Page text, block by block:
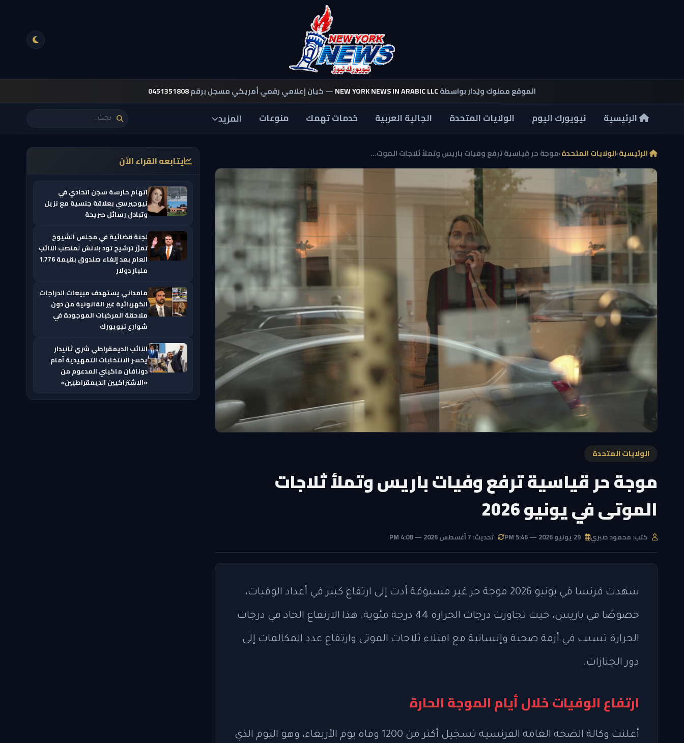
الموقع مملوك ويُدار بواسطةNEW YORK NEWS IN ARABIC LLC— كيان إعلامي رقمي أمريكي مسجل برقم0451351808
الرئيسية نيويورك اليوم الولايات المتحدة الجالية العربية خدمات تهمك منوعات المزيد
الرئيسية›الولايات المتحدة›موجة حر قياسية ترفع وفيات باريس وتملأ ثلاجات الموت...
الولايات المتحدة
موجة حر قياسية ترفع وفيات باريس وتملأ ثلاجات
الموتى في يونيو 2026
كتب: محمود صبري تحديث: 7 أغسطس 2026 — 4:08 PM
شهدت فرنسا في يونيو 2026 موجة حر غير مسبوقة أدت إلى ارتفاع كبير في أعداد الوفيات،
خصوصًا في باريس، حيث تجاوزت درجات الحرارة 44 درجة مئوية. هذا الارتفاع الحاد في درجات
الحرارة تسبب في أزمة صحية وإنسانية مع امتلاء ثلاجات الموتى وارتفاع عدد المكالمات إلى
دور الجنازات.
ارتفاع الوفيات خلال أيام الموجة الحارة
أعلنت وكالة الصحة العامة الفرنسية تسجيل أكثر من 1200 وفاة يوم الأربعاء، وهو اليوم الذي
يتابعه القراء الآن
اتهام حارسة سجن اتحادي في
نيوجيرسي بعلاقة جنسية مع نزيل
وتبادل رسائل صريحة
لجنة قضائية في مجلس الشيوخ
تمرّر ترشيح تود بلانش لمنصب النائب
العام بعد إلغاء صندوق بقيمة 1.776
مليار دولار
مامداني يستهدف مبيعات الدراجات
الكهربائية غير القانونية من دون
ملاحقة المركبات الموجودة في
شوارع نيويورك
النائب الديمقراطي شري ثانيدار
يخسر الانتخابات التمهيدية أمام
دونافان ماكيني المدعوم من
«الاشتراكيين الديمقراطيين»